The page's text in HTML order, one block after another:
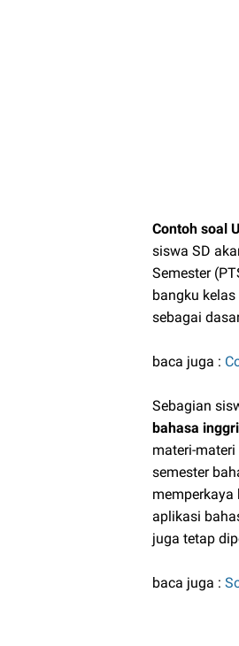
Contoh soal
siswa SD
Semester
bangku
sebagai
baca juga :
Sebagian
bahasa
materi-
semester
aplikasi
juga tetap
baca juga :